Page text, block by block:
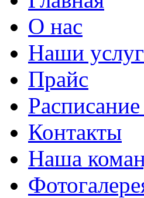
О нас
Наши
Прайс
Контакты
Наша